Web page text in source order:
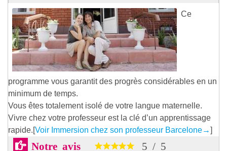
Ce
programme vous garantit des progrès considérables en un
minimum de temps.
Vous êtes totalement isolé de votre langue maternelle.
Vivre chez votre professeur est la clé d’un apprentissage
rapide.[Voir Immersion chez son professeur Barcelone→]
Notre avis 5 / 5